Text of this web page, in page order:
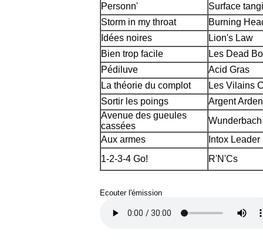
Personn'
Surface
Storm in my throat
Burning
Idées noires
Lion's Law
Bien trop facile
Les Dead
Pédiluve
Acid Gras
La théorie du complot
Les Vilains
Sortir les poings
Argent
Avenue des gueules
cassées
Wunderbach
Aux armes
Intox Leader
1-2-3-4 Go!
R'N'Cs
Ecouter l'émission